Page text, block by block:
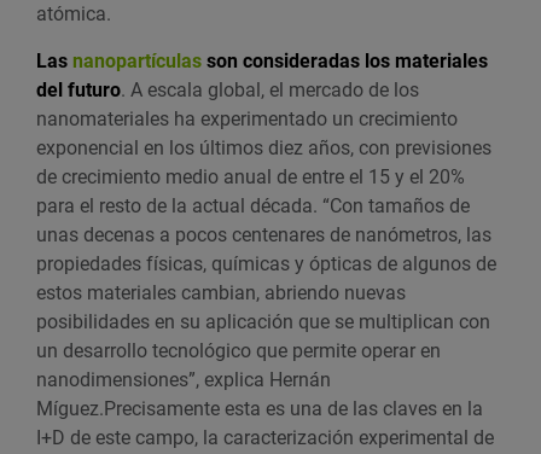
atómica.
Las nanopartículas son consideradas los materiales
del futuro. A escala global, el mercado de los
nanomateriales ha experimentado un crecimiento
exponencial en los últimos diez años, con previsiones
de crecimiento medio anual de entre el 15 y el 20%
para el resto de la actual década. “Con tamaños de
unas decenas a pocos centenares de nanómetros, las
propiedades físicas, químicas y ópticas de algunos de
estos materiales cambian, abriendo nuevas
posibilidades en su aplicación que se multiplican con
un desarrollo tecnológico que permite operar en
nanodimensiones”, explica Hernán
Míguez.Precisamente esta es una de las claves en la
I+D de este campo, la caracterización experimental de